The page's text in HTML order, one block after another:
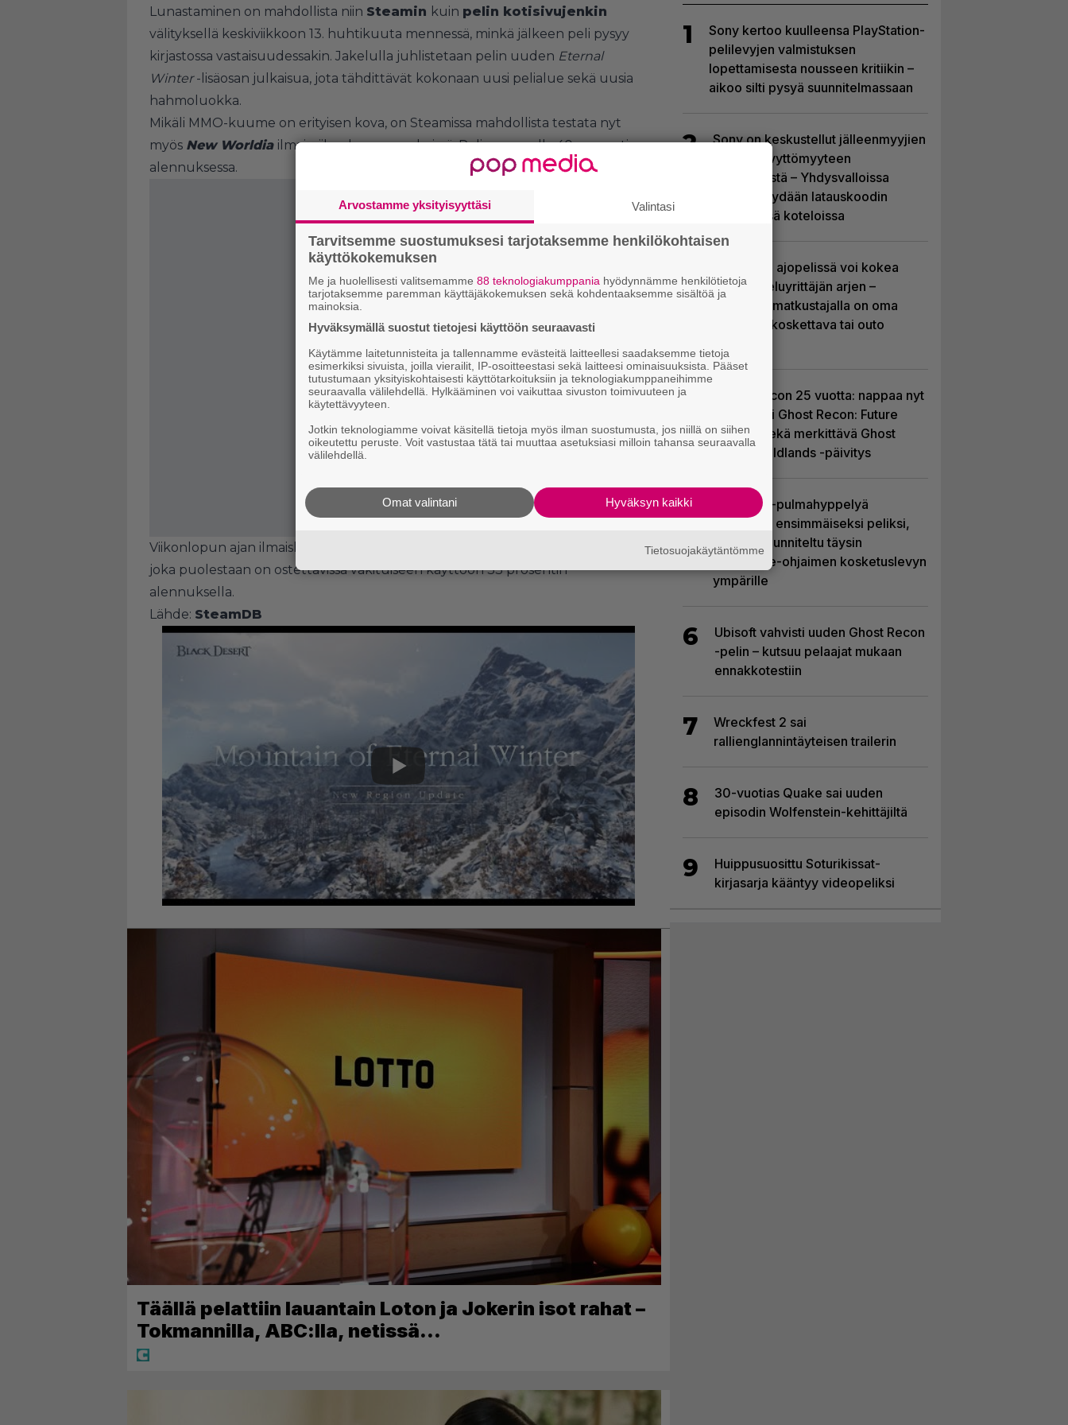
Lunastaminen on mahdollista niin Steamin kuin pelin kotisivujenkin
välityksellä keskiviikkoon 13. huhtikuuta mennessä, minkä jälkeen peli pysyy
kirjastossa vastaisuudessakin. Jakelulla juhlistetaan pelin uuden Eternal
Winter-lisäosan julkaisua, jota tähdittävät kokonaan uusi pelialue sekä uusia
hahmoluokka.
Mikäli MMO-kuume on erityisen kova, on Steamissa mahdollista testata nyt
myös New Worldia ilmaisviikonlopun merkeissä. Peli on samalla 40 prosentin
alennuksessa.
Viikonlopun ajan ilmaiskokeiluun on tuotu toki myös
joka puolestaan on ostettavissa vakituiseen käyttöön 33 prosentin
alennuksella.
Lähde: SteamDB
Täällä pelattiin lauantain Loton ja Jokerin isot rahat –
Tokmannilla, ABC:lla, netissä…
1
Sony kertoo kuulleensa PlayStation-
pelilevyjen valmistuksen
lopettamisesta nousseen kritiikin –
aikoo silti pysyä suunnitelmassaan
2
Sony on keskustellut jälleenmyyjien
kanssa levyttömyyteen
siirtymisestä – Yhdysvalloissa
pelejä myydään latauskoodin
sisältävissä koteloissa
3
Tulevassa ajopelissä voi kokea
kyytipalveluyrittäjän arjen –
jokaisella matkustajalla on oma
hulvaton, koskettava tai outo
4
Ghost Recon 25 vuotta: nappaa nyt
ilmaiseksi Ghost Recon: Future
Soldier sekä merkittävä Ghost
Recon Wildlands -päivitys
5
Uutta PS5-pulmahyppelyä
kuvaillaan ensimmäiseksi peliksi,
joka on suunniteltu täysin
DualSense-ohjaimen kosketuslevyn
ympärille
6
Ubisoft vahvisti uuden Ghost Recon
-pelin – kutsuu pelaajat mukaan
ennakkotestiin
7
Wreckfest 2 sai
rallienglannintäyteisen trailerin
8
30-vuotias Quake sai uuden
episodin Wolfenstein-kehittäjiltä
9
Huippusuosittu Soturikissat-
kirjasarja kääntyy videopeliksi
Arvostamme yksityisyyttäsi Valintasi
Tarvitsemme suostumuksesi tarjotaksemme henkilökohtaisen
käyttökokemuksen
Me ja huolellisesti valitsemamme 88 teknologiakumppania hyödynnämme henkilötietoja
tarjotaksemme paremman käyttäjäkokemuksen sekä kohdentaaksemme sisältöä ja
mainoksia.
Hyväksymällä suostut tietojesi käyttöön seuraavasti
Käytämme laitetunnisteita ja tallennamme evästeitä laitteellesi saadaksemme tietoja
esimerkiksi sivuista, joilla vierailit, IP-osoitteestasi sekä laitteesi ominaisuuksista. Pääset
tutustumaan yksityiskohtaisesti käyttötarkoituksiin ja teknologiakumppaneihimme
seuraavalla välilehdellä. Hylkääminen voi vaikuttaa sivuston toimivuuteen ja
käytettävyyteen.
Jotkin teknologiamme voivat käsitellä tietoja myös ilman suostumusta, jos niillä on siihen
oikeutettu peruste. Voit vastustaa tätä tai muuttaa asetuksiasi milloin tahansa seuraavalla
välilehdellä.
Hyväksyn kaikki
Omat valintani
Tietosuojakäytäntömme